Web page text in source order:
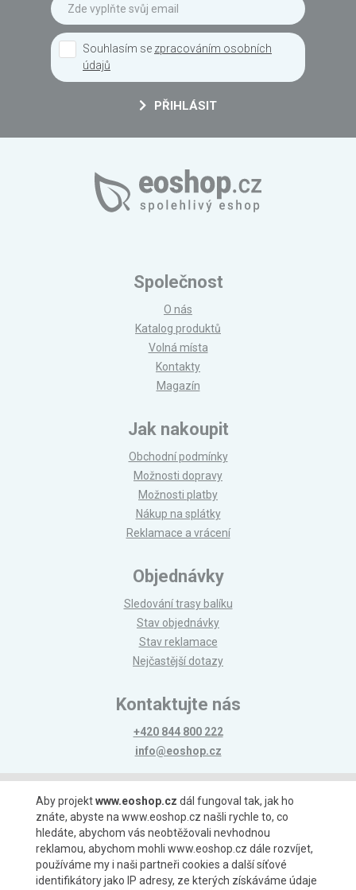
Souhlasím se zpracováním osobních
údajů
PŘIHLÁSIT
Společnost
O nás
Katalog produktů
Volná místa
Kontakty
Magazín
Jak nakoupit
Obchodní podmínky
Možnosti dopravy
Možnosti platby
Nákup na splátky
Reklamace a vrácení
Objednávky
Sledování trasy balíku
Stav objednávky
Stav reklamace
Nejčastější dotazy
Kontaktujte nás
+420 844 800 222
info@eoshop.cz
Možnosti platby
Možnosti dopravy
Aby projektwww.eoshop.cz dál fungoval tak, jak ho
znáte, abyste na www.eoshop.cz našli rychle to, co
hledáte, abychom vás neobtěžovali nevhodnou
reklamou, abychom mohli www.eoshop.cz dále rozvíjet,
používáme my i naši partneři cookies a další síťové
identifikátory jako IP adresy, ze kterých získáváme údaje